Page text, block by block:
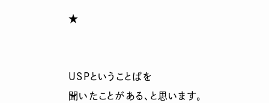
★
USPということばを
聞いたことがある、と思います。